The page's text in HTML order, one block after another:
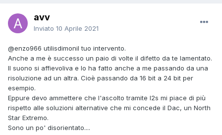
avv
Inviato 10 Aprile 2021
@enzo966 utilisdimonil tuo intervento.
Anche a me è successo un paio di volte il difetto da te lamentato.
Il suono si affievoliva e lo ha fatto anche a me passando da una
risoluzione ad un altra. Cioè passando da 16 bit a 24 bit per
esempio.
Eppure devo ammettere che l'ascolto tramite I2s mi piace di più
rispetto alle soluzioni alternative che mi concede il Dac, un North
Star Extremo.
Sono un po' disorientato....